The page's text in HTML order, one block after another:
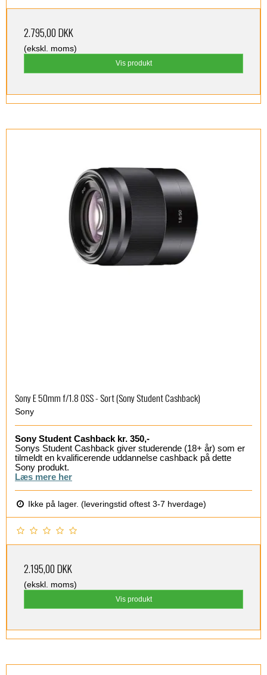
2.795,00 DKK
(ekskl. moms)
Vis produkt
Sony E 50mm f/1.8 OSS - Sort (Sony Student Cashback)
Sony
Sony Student Cashback kr. 350,-
Sonys Student Cashback giver studerende (18+ år) som er
tilmeldt en kvalificerende uddannelse cashback på dette
Sony produkt.
Læs mere her
Ikke på lager. (leveringstid oftest 3-7 hverdage)
2.195,00 DKK
(ekskl. moms)
Vis produkt